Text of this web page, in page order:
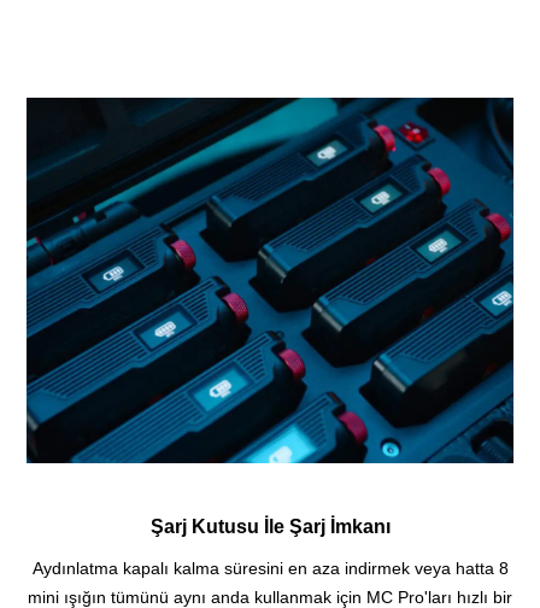
Şarj Kutusu İle Şarj İmkanı
Aydınlatma kapalı kalma süresini en aza indirmek veya hatta 8
mini ışığın tümünü aynı anda kullanmak için MC Pro'ları hızlı bir